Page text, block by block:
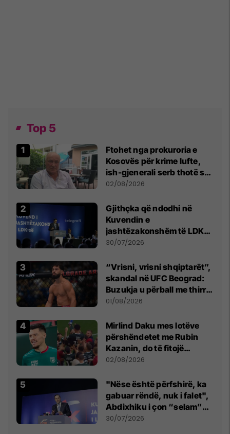
Top 5
Ftohet nga prokuroria e
Kosovës për krime lufte,
ish-gjenerali serb thotë se
dikush e tradhtoi në
02/08/2026
Gjithçka që ndodhi në
Kuvendin e
jashtëzakonshëm të LDK-
së
30/07/2026
“Vrisni, vrisni shqiptarët”,
skandal në UFC Beograd:
Buzukja u përball me thirrje
anti-shqiptare nga
01/08/2026
Mirlind Daku mes lotëve
përshëndetet me Rubin
Kazanin, do të fitojë
miliona te Spartak Moska
02/08/2026
"Nëse është përfshirë, ka
gabuar rëndë, nuk i falet",
Abdixhiku i çon “selam”
Përparim Ramës
30/07/2026